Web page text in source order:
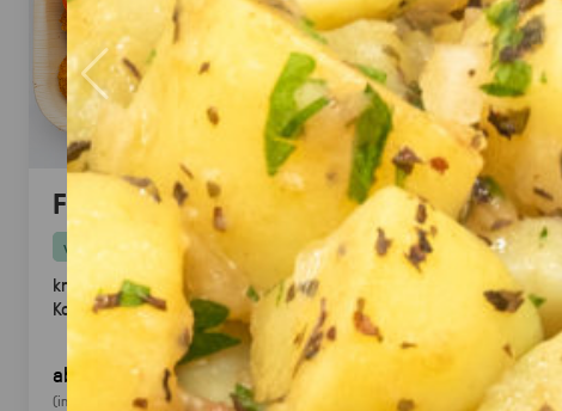
Falafel mit Tahini
vegan
knusprige Falafel aus Kichererbsen mit frischem
Koriander & Tahini.Fingerfood· ideal für Mezze &
Buffets
ab 25,00 € für 20Stück
(inkl. MwSt.)